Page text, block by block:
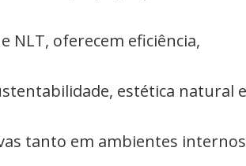
NLT, oferecem eficiência,
estética natural e
tanto em ambientes internos